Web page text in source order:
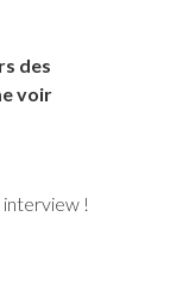
des
voir
!